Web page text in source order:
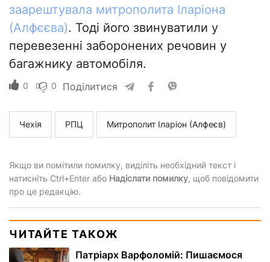
заарештувала митрополита Іларіона
(Алфєєва). Тоді його звинуватили у
перевезенні заборонених речовин у
багажнику автомобіля.
0 0 Поділитися
Чехія РПЦ Митрополит Іларіон (Алфеєв)
Якщо ви помітили помилку, виділіть необхідний текст і
натисніть Ctrl+Enter або Надіслати помилку, щоб повідомити
про це редакцію.
ЧИТАЙТЕ ТАКОЖ
Патріарх Варфоломій: Пишаємося